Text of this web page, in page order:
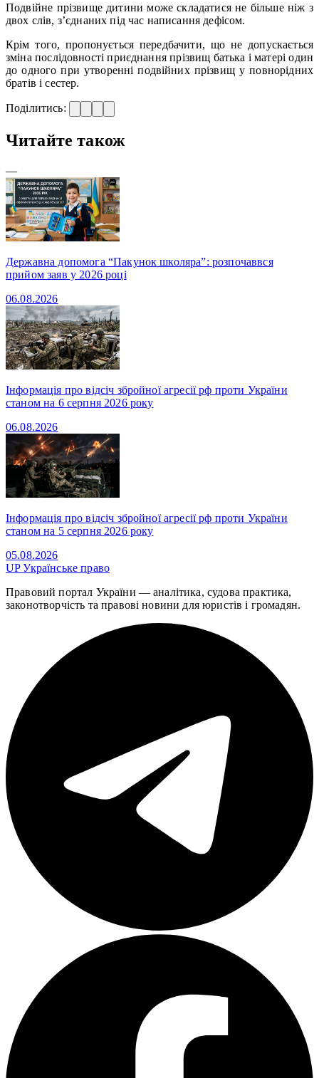
Подвійне прізвище дитини може складатися не більше ніж з
двох слів, з’єднаних під час написання дефісом.
Крім того, пропонується передбачити, що не допускається
зміна послідовності приєднання прізвищ батька і матері один
до одного при утворенні подвійних прізвищ у повнорідних
братів і сестер.
Поділитись:
Читайте також
—
Державна допомога “Пакунок школяра”: розпочаввся
прийом заяв у 2026 році
06.08.2026
Інформація про відсіч збройної агресії рф проти України
станом на 6 серпня 2026 року
06.08.2026
Інформація про відсіч збройної агресії рф проти України
станом на 5 серпня 2026 року
05.08.2026
UPУкраїнське право
Правовий портал України — аналітика, судова практика,
законотворчість та правові новини для юристів і громадян.